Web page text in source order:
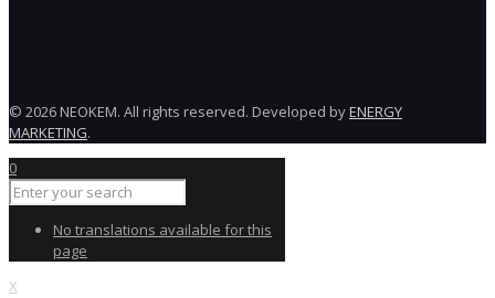
© 2026 NEOKEM. All rights reserved. Developed byENERGY
MARKETING.
0
No translations available for this
page
X